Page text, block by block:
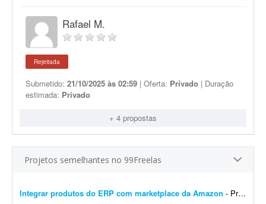
Rafael M.
Rejeitada
Submetido: 21/10/2025 às 02:59 | Oferta: Privado | Duração
estimada: Privado
+ 4 propostas
Projetos semelhantes no 99Freelas
Integrar produtos do ERP com marketplace da Amazon - Preciso exportar os produtos que tenho atualmente no meu ERP para o marketplace da Amazon. No meu ERP nem todos os campos que a Amazon solicita estão preenchidos. Já sou cadastrada na...